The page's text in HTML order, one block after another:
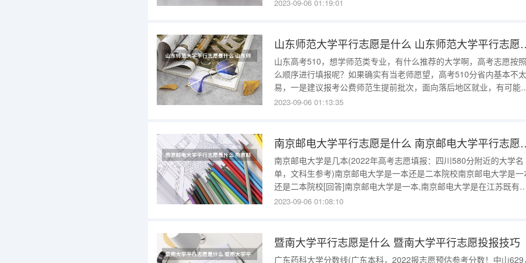
2023-09-06 01:19:01
山东师范大学平行
山东高考510，想学师范类专业，有什么推荐的大学啊，高考志愿按
么顺序进行填报呢？如果确实有当老师愿望，高考510分省内基本不
易，一是建议报考公费师范生提前批次，面向落后地区就业，有可能
录取机会，这个要试一下。二是省内考生不愿意出省，可以报考省外的
2023-09-06 01:13:35
南京邮电大学平行
南京邮电大学是几本(2022年高考志愿填报：四川580分附近的大学名
单，文科生参考)南京邮电大学是一本还是二本院校南京邮电大学是一
还是二本院校[回答]南京邮电大学是一本,南京邮电大学是在江苏既有
一批...更多内容，请关注我们的高考指导网专题频道。南邮是211还是
2023-09-06 01:08:10
暨南大学平行志愿是什么 暨南大学平行志愿投报技巧
广东药科大学分数线(广东本科，2022报志愿预估参考分数！中山629，